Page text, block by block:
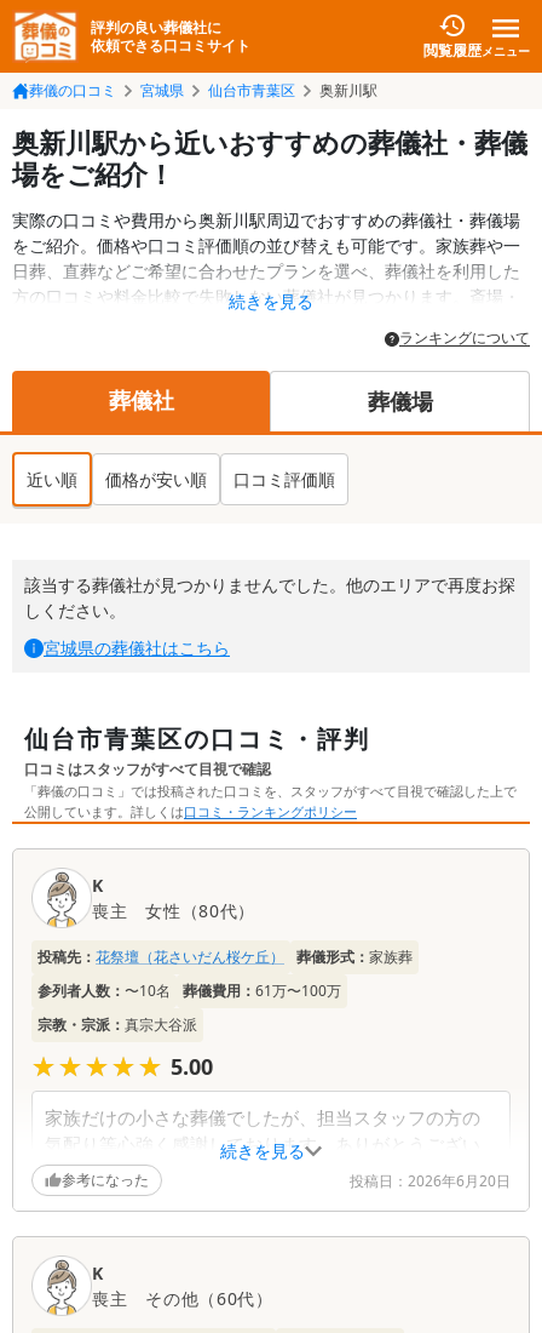
評判の良い葬儀社に
依頼できる口コミサイト
閲覧履歴メニュー
葬儀の口コミ 宮城県 仙台市青葉区 奥新川駅
奥新川駅から近いおすすめの葬儀社・葬儀
場をご紹介！
実際の口コミや費用から奥新川駅周辺でおすすめの葬儀社・葬儀場
をご紹介。価格や口コミ評価順の並び替えも可能です。家族葬や一
日葬、直葬などご希望に合わせたプランを選べ、葬儀社を利用した
方の口コミや料金比較で失敗しない葬儀社が見つかります。斎場・
ての情報も掲載しています。24時間の相談受付で深夜・早朝でも対
応可能です。
続きを見る
ランキングについて
葬儀社 葬儀場
近い順 価格が安い順 口コミ評価順
該当する葬儀社が見つかりませんでした。他のエリアで再度お探
しください。
宮城県の葬儀社はこちら
仙台市青葉区の口コミ・評判
口コミはスタッフがすべて目視で確認
「葬儀の口コミ」では投稿された口コミを、スタッフがすべて目視で確認した上で
公開しています。詳しくは口コミ・ランキングポリシー
続きを見る
K
喪主
女性 （80代）
投稿先： 花祭壇（花さいだん桜ケ丘） 葬儀形式： 家族葬
参列者人数： 〜10名 葬儀費用： 61万〜100万
宗教・宗派： 真宗大谷派
★★★★★
★★★★★ 5.00
家族だけの小さな葬儀でしたが、担当スタッフの方の
気配り等心強く感謝しております。ありがとうござい
ました。
参考になった 投稿日： 2026年6月20日
K
喪主
その他 （60代）